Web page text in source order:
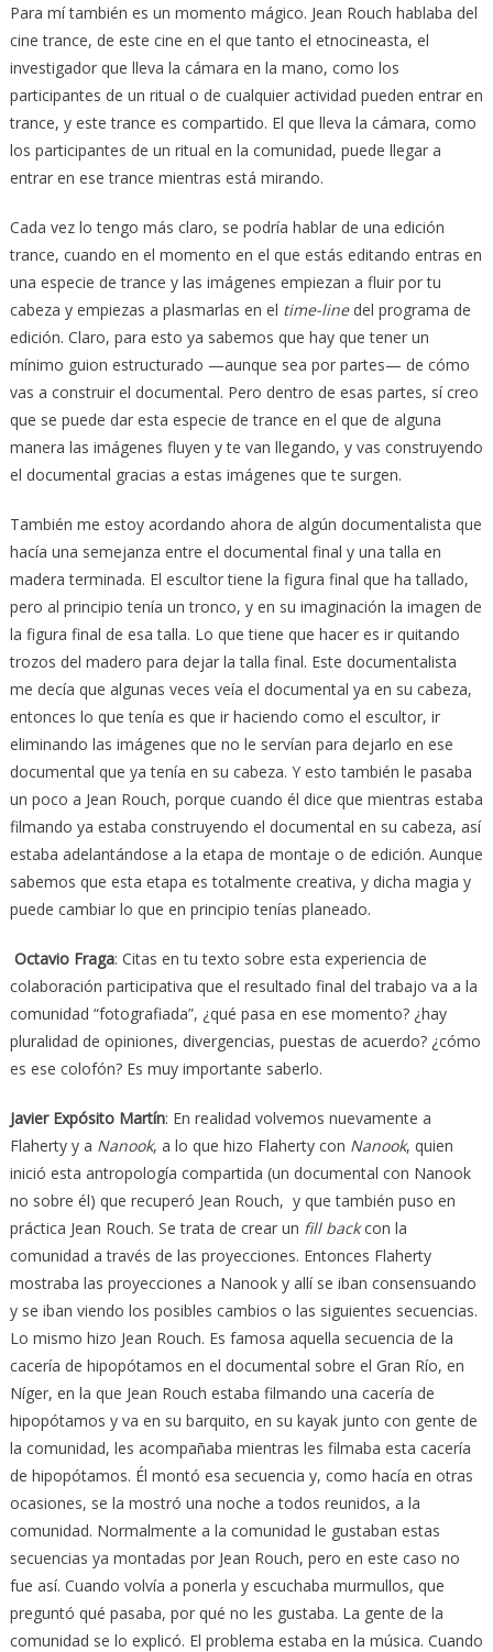
Para mí también es un momento mágico. Jean Rouch hablaba del
cine trance, de este cine en el que tanto el etnocineasta, el
investigador que lleva la cámara en la mano, como los
participantes de un ritual o de cualquier actividad pueden entrar en
trance, y este trance es compartido. El que lleva la cámara, como
los participantes de un ritual en la comunidad, puede llegar a
entrar en ese trance mientras está mirando.
Cada vez lo tengo más claro, se podría hablar de una edición
trance, cuando en el momento en el que estás editando entras en
una especie de trance y las imágenes empiezan a fluir por tu
cabeza y empiezas a plasmarlas en el time-linedel programa de
edición. Claro, para esto ya sabemos que hay que tener un
mínimo guion estructurado —aunque sea por partes— de cómo
vas a construir el documental. Pero dentro de esas partes, sí creo
que se puede dar esta especie de trance en el que de alguna
manera las imágenes fluyen y te van llegando, y vas construyendo
el documental gracias a estas imágenes que te surgen.
También me estoy acordando ahora de algún documentalista que
hacía una semejanza entre el documental final y una talla en
madera terminada. El escultor tiene la figura final que ha tallado,
pero al principio tenía un tronco, y en su imaginación la imagen de
la figura final de esa talla. Lo que tiene que hacer es ir quitando
trozos del madero para dejar la talla final. Este documentalista
me decía que algunas veces veía el documental ya en su cabeza,
entonces lo que tenía es que ir haciendo como el escultor, ir
eliminando las imágenes que no le servían para dejarlo en ese
documental que ya tenía en su cabeza. Y esto también le pasaba
un poco a Jean Rouch, porque cuando él dice que mientras estaba
filmando ya estaba construyendo el documental en su cabeza, así
estaba adelantándose a la etapa de montaje o de edición. Aunque
sabemos que esta etapa es totalmente creativa, y dicha magia y
puede cambiar lo que en principio tenías planeado.
Octavio Fraga: Citas en tu texto sobre esta experiencia de
colaboración participativa que el resultado final del trabajo va a la
comunidad “fotografiada”, ¿qué pasa en ese momento? ¿hay
pluralidad de opiniones, divergencias, puestas de acuerdo? ¿cómo
es ese colofón? Es muy importante saberlo.
Javier Expósito Martín: En realidad volvemos nuevamente a
Flaherty y a Nanook, a lo que hizo Flaherty con Nanook, quien
inició esta antropología compartida (un documental con Nanook
no sobre él) que recuperó Jean Rouch, y que también puso en
práctica Jean Rouch. Se trata de crear un fill backcon la
comunidad a través de las proyecciones. Entonces Flaherty
mostraba las proyecciones a Nanook y allí se iban consensuando
y se iban viendo los posibles cambios o las siguientes secuencias.
Lo mismo hizo Jean Rouch. Es famosa aquella secuencia de la
cacería de hipopótamos en el documental sobre el Gran Río, en
Níger, en la que Jean Rouch estaba filmando una cacería de
hipopótamos y va en su barquito, en su kayak junto con gente de
la comunidad, les acompañaba mientras les filmaba esta cacería
de hipopótamos. Él montó esa secuencia y, como hacía en otras
ocasiones, se la mostró una noche a todos reunidos, a la
comunidad. Normalmente a la comunidad le gustaban estas
secuencias ya montadas por Jean Rouch, pero en este caso no
fue así. Cuando volvía a ponerla y escuchaba murmullos, que
preguntó qué pasaba, por qué no les gustaba. La gente de la
comunidad se lo explicó. El problema estaba en la música. Cuando